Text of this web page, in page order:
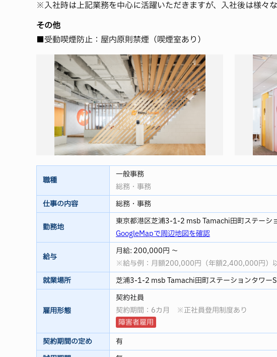
※入社時は上記業務を中心に活躍いただきますが、入社後は様々
その他
■受動喫煙防止：屋内原則禁煙（喫煙室あり）
職種
一般事務
総務・事務
仕事の内容 総務・事務
勤務地
東京都港区芝浦3-1-2 msb Tamachi田町ステーシ
GoogleMapで周辺地図を確認
給与
月給: 200,000円 ～
※給与例：月額200,000円（年額2,400,000円）
就業場所 芝浦3-1-2 msb Tamachi田町ステーションタワー
雇用形態
契約社員
契約期間：6カ月 ※正社員登用制度あり
障害者雇用
契約期間の定め 有